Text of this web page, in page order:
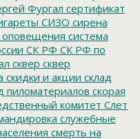
Фургал сертификат
СИЗО сирена
оповещения система
СК РФ СК РФ по
сквер сквер
скидки и акции склад
пиломатериалов скорая
комитет Слет
служебные
смерть на